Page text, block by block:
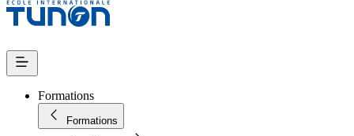
Formations
Formations